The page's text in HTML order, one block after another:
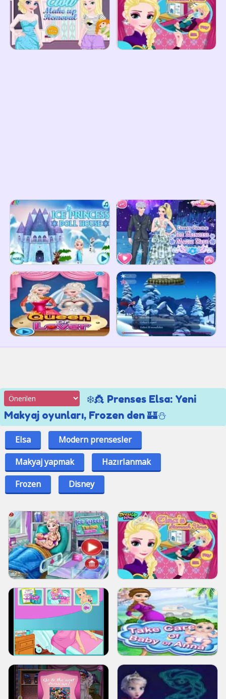
❄️👸 Prenses Elsa: Yeni
Makyaj oyunları, Frozen den 🏰⛄
Elsa
Modern prensesler
Makyaj yapmak
Hazırlanmak
Frozen
Disney